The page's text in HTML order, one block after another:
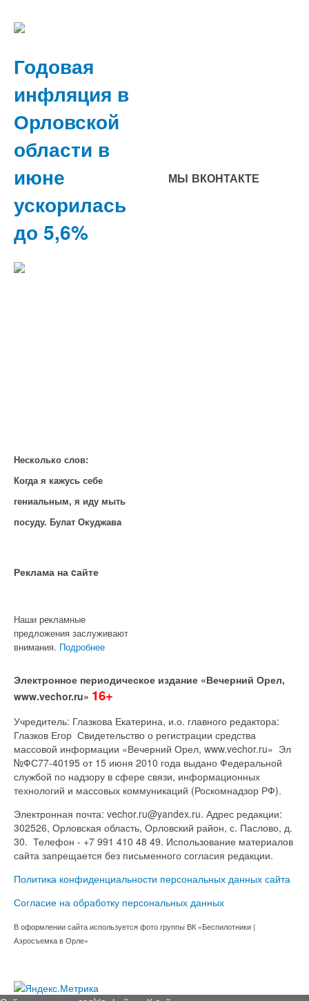
Годовая
инфляция в
Орловской
области в
июне
ускорилась
до 5,6%
Несколько слов:
Когда я кажусь себе
гениальным, я иду мыть
посуду. Булат Окуджава
Реклама на cайте
Наши рекламные
предложения заслуживают
внимания. Подробнее
МЫ ВКОНТАКТЕ
Электронное периодическое издание «Вечерний Орел,
www.vechor.ru» 16+
Учредитель: Глазкова Екатерина, и.о. главного редактора:
Глазков Егор Свидетельство о регистрации средства
массовой информации «Вечерний Орел, www.vechor.ru» Эл
№ФС77-40195 от 15 июня 2010 года выдано Федеральной
службой по надзору в сфере связи, информационных
технологий и массовых коммуникаций (Роскомнадзор РФ).
Электронная почта: vechor.ru@yandex.ru. Адрес редакции:
302526, Орловская область, Орловский район, с. Паслово, д.
30. Телефон - +7 991 410 48 49. Использование материалов
сайта запрещается без письменного согласия редакции.
Политика конфиденциальности персональных данных сайта
Согласие на обработку персональных данных
В оформлении сайта используется фото группы ВК «Беспилотники |
Аэросъемка в Орле»